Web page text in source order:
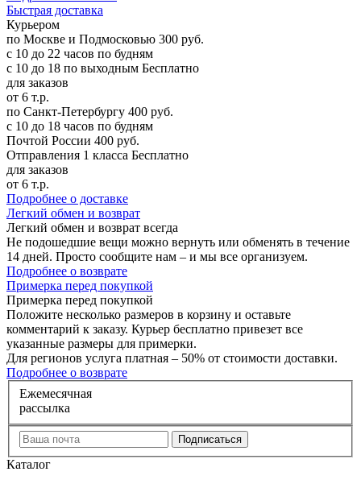
Быстрая доставка
Курьером
по Москве и Подмосковью 300 руб.
с 10 до 22 часов по будням
с 10 до 18 по выходным Бесплатно
для заказов
от 6 т.р.
по Санкт-Петербургу 400 руб.
с 10 до 18 часов по будням
Почтой России 400 руб.
Отправления 1 класса Бесплатно
для заказов
от 6 т.р.
Подробнее о доставке
Легкий обмен и возврат
Легкий обмен и возврат всегда
Не подошедшие вещи можно вернуть или обменять в течение
14 дней. Просто сообщите нам – и мы все организуем.
Подробнее о возврате
Примерка перед покупкой
Примерка перед покупкой
Положите несколько размеров в корзину и оставьте
комментарий к заказу. Курьер бесплатно привезет все
указанные размеры для примерки.
Для регионов услуга платная – 50% от стоимости доставки.
Подробнее о возврате
Ежемесячная
рассылка
Каталог